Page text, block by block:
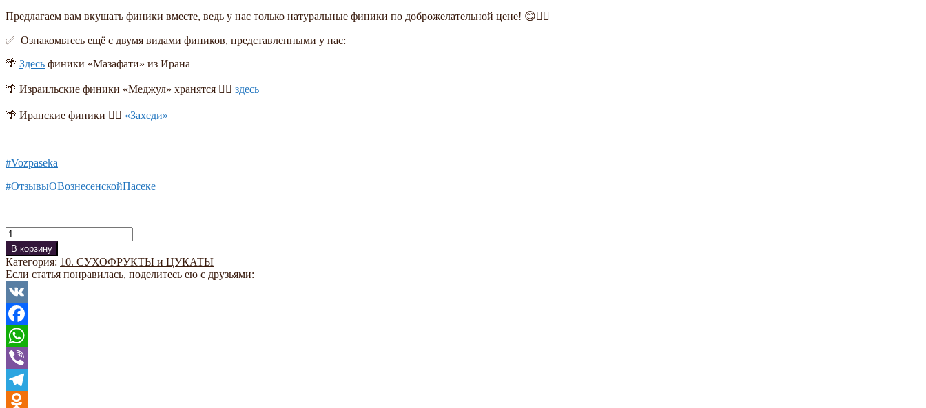
Предлагаем вам вкушать финики вместе, ведь у нас только натуральные финики по доброжелательной цене! 😊👍🏻
✅ Ознакомьтесь ещё с двумя видами фиников, представленными у нас:
🌴 Здесь финики «Мазафати» из Ирана
🌴 Израильские финики «Меджул» хранятся 👉🏻 здесь
🌴 Иранские финики 👉🏻 «Захеди»
#Vozpaseka
#ОтзывыОВознесенскойПасеке
Количество
В корзину
Категория: 10. СУХОФРУКТЫ и ЦУКАТЫ
Если статья понравилась, поделитесь ею с друзьями:
VK
Facebook
WhatsApp
Viber
Telegram